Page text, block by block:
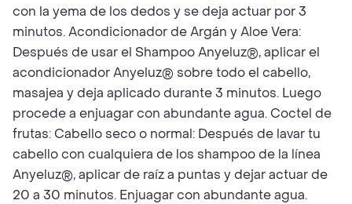
con la yema de los dedos y se deja actuar por 3
minutos. Acondicionador de Argán y Aloe Vera:
Después de usar el Shampoo Anyeluz®, aplicar el
acondicionador Anyeluz® sobre todo el cabello,
masajea y deja aplicado durante 3 minutos. Luego
procede a enjuagar con abundante agua. Coctel de
frutas: Cabello seco o normal: Después de lavar tu
cabello con cualquiera de los shampoo de la línea
Anyeluz®, aplicar de raíz a puntas y dejar actuar de
20 a 30 minutos. Enjuagar con abundante agua.